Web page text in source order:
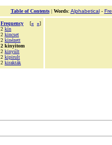
Table of Contents| Words: Alphabetical-
Frequency [« »]
2 kín
2 kincset
2 kinézett
2 kinyitom
2 kinyúlt
2 kipirult
2 kirakták